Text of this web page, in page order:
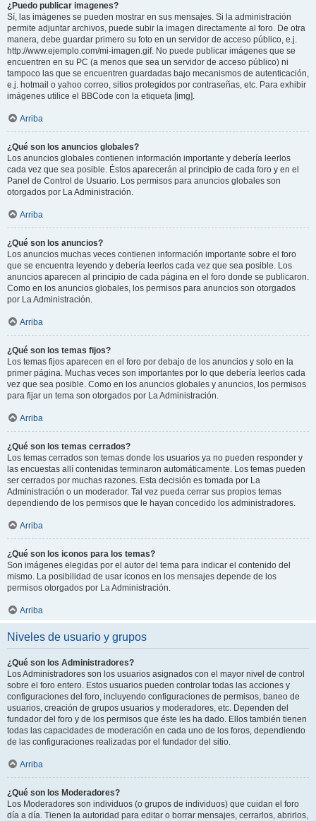
¿Puedo publicar imagenes?
Sí, las imágenes se pueden mostrar en sus mensajes. Si la administración
permite adjuntar archivos, puede subir la imagen directamente al foro. De otra
manera, debe guardar primero su foto en un servidor de acceso público, e.j.
http://www.ejemplo.com/mi-imagen.gif. No puede publicar imágenes que se
encuentren en su PC (a menos que sea un servidor de acceso público) ni
tampoco las que se encuentren guardadas bajo mecanismos de autenticación,
e.j. hotmail o yahoo correo, sitios protegidos por contraseñas, etc. Para exhibir
imágenes utilice el BBCode con la etiqueta [img].
Arriba
¿Qué son los anuncios globales?
Los anuncios globales contienen información importante y debería leerlos
cada vez que sea posible. Éstos aparecerán al principio de cada foro y en el
Panel de Control de Usuario. Los permisos para anuncios globales son
otorgados por La Administración.
Arriba
¿Qué son los anuncios?
Los anuncios muchas veces contienen información importante sobre el foro
que se encuentra leyendo y debería leerlos cada vez que sea posible. Los
anuncios aparecen al principio de cada página en el foro donde se publicaron.
Como en los anuncios globales, los permisos para anuncios son otorgados
por La Administración.
Arriba
¿Qué son los temas fijos?
Los temas fijos aparecen en el foro por debajo de los anuncios y solo en la
primer página. Muchas veces son importantes por lo que debería leerlos cada
vez que sea posible. Como en los anuncios globales y anuncios, los permisos
para fijar un tema son otorgados por La Administración.
Arriba
¿Qué son los temas cerrados?
Los temas cerrados son temas donde los usuarios ya no pueden responder y
las encuestas allí contenidas terminaron automáticamente. Los temas pueden
ser cerrados por muchas razones. Esta decisión es tomada por La
Administración o un moderador. Tal vez pueda cerrar sus propios temas
dependiendo de los permisos que le hayan concedido los administradores.
Arriba
¿Qué son los iconos para los temas?
Son imágenes elegidas por el autor del tema para indicar el contenido del
mismo. La posibilidad de usar iconos en los mensajes depende de los
permisos otorgados por La Administración.
Arriba
Niveles de usuario y grupos
¿Qué son los Administradores?
Los Administradores son los usuarios asignados con el mayor nivel de control
sobre el foro entero. Estos usuarios pueden controlar todas las acciones y
configuraciones del foro, incluyendo configuraciones de permisos, baneo de
usuarios, creación de grupos usuarios y moderadores, etc. Dependen del
fundador del foro y de los permisos que éste les ha dado. Ellos también tienen
todas las capacidades de moderación en cada uno de los foros, dependiendo
de las configuraciones realizadas por el fundador del sitio.
Arriba
¿Qué son los Moderadores?
Los Moderadores son individuos (o grupos de individuos) que cuidan el foro
día a día. Tienen la autoridad para editar o borrar mensajes, cerrarlos, abrirlos,